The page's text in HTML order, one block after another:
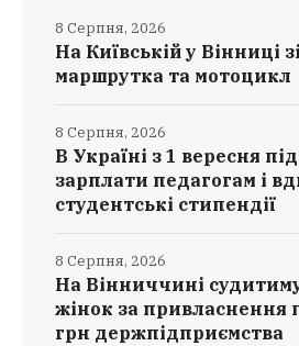
На Київській у Вінниці
маршрутка та мотоцикл
8 Серпня, 2026
В Україні з 1 вересня
зарплати педагогам і
студентські стипендії
8 Серпня, 2026
На Вінниччині
жінок за привласнення
грн держпідприємства
8 Серпня, 2026